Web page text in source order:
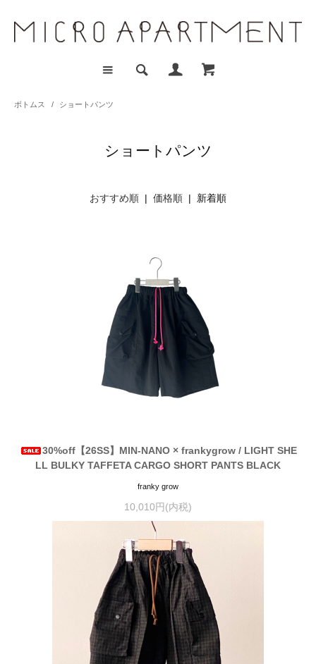
ボトムス / ショートパンツ
ショートパンツ
おすすめ順 | 価格順 | 新着順
30%off【26SS】MIN-NANO × frankygrow / LIGHT SHE
LL BULKY TAFFETA CARGO SHORT PANTS BLACK
franky grow
10,010円(内税)